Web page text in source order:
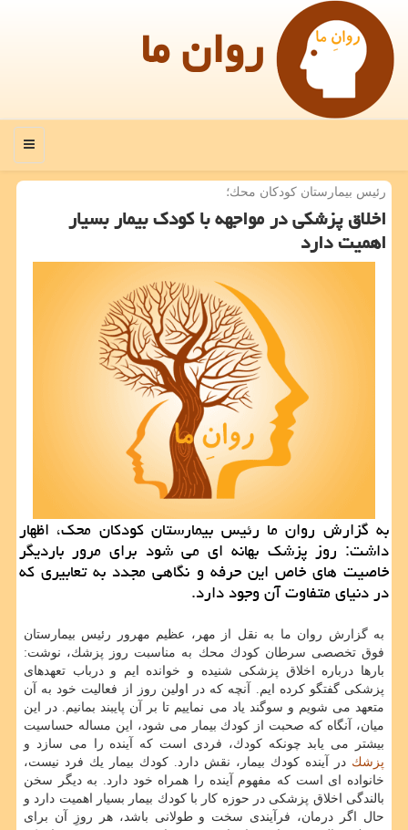
روان ما
منو
رئیس بیمارستان كودكان محك؛
اخلاق پزشكی در مواجهه با كودك بیمار بسیار
اهمیت دارد
به گزارش روان ما رئیس بیمارستان كودكان محك، اظهار
داشت: روز پزشك بهانه ای می شود برای مرور باردیگر
خاصیت های خاص این حرفه و نگاهی مجدد به تعابیری كه
در دنیای متفاوت آن وجود دارد.
به گزارش روان ما به نقل از مهر، عظیم مهرور رئیس بیمارستان
فوق تخصصی سرطان كودك محك به مناسبت روز پزشك، نوشت:
بارها درباره اخلاق پزشكی شنیده و خوانده ایم و درباب تعهدهای
پزشكی گفتگو كرده ایم. آنچه كه در اولین روز از فعالیت خود به آن
متعهد می شویم و سوگند یاد می نماییم تا بر آن پایبند بمانیم. در این
میان، آنگاه كه صحبت از كودك بیمار می شود، این مساله حساسیت
بیشتر می یابد چونكه كودك، فردی است كه آینده را می سازد و
پزشك در آینده كودك بیمار، نقش دارد. كودك بیمار یك فرد نیست،
خانواده ای است كه مفهوم آینده را همراه خود دارد. به دیگر سخن
بالندگی اخلاق پزشكی در حوزه كار با كودك بیمار بسیار اهمیت دارد و
حال اگر درمان، فرآیندی سخت و طولانی باشد، هر روزِ آن برای